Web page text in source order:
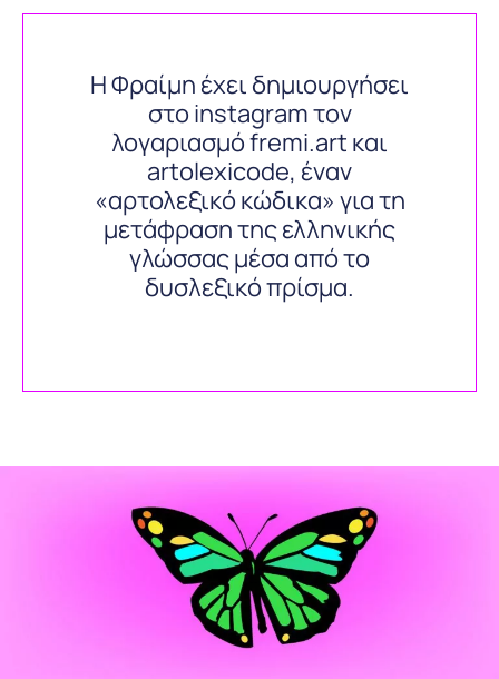
Η Φραίμη έχει δημιουργήσει
στο instagram τον
λογαριασμό fremi.art και
artolexicode, έναν
«αρτολεξικό κώδικα» για τη
μετάφραση της ελληνικής
γλώσσας μέσα από το
δυσλεξικό πρίσμα.